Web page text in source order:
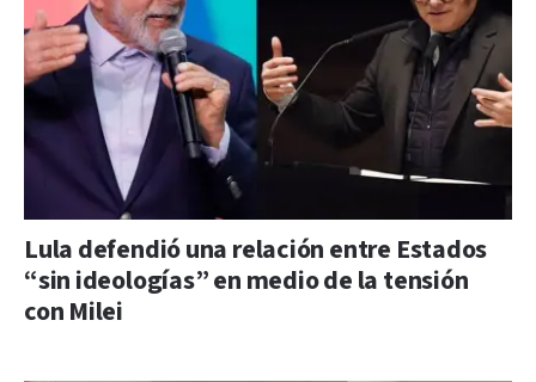
Lula defendió una relación entre Estados
“sin ideologías” en medio de la tensión
con Milei